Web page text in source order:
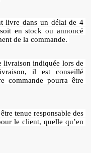
livre dans un délai de 4
en stock ou annoncé
de la commande.
livraison indiquée lors de
il est conseillé
commande pourra être
tenue responsable des
le client, quelle qu’en